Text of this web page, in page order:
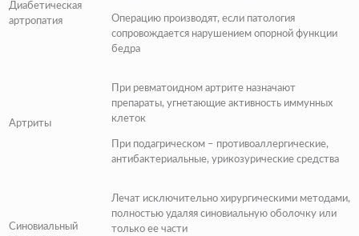
Диабетическая
артропатия
Операцию производят, если патология
сопровождается нарушением опорной функции
бедра
Артриты
При ревматоидном артрите назначают
препараты, угнетающие активность иммунных
клеток
При подагрическом – противоаллергические,
антибактериальные, урикозурические средства
Синовиальный
Лечат исключительно хирургическими методами,
полностью удаляя синовиальную оболочку или
только ее части